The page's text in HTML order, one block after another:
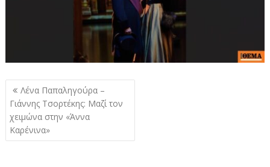
Πλοήγηση
άρθρων
Λένα Παπαληγούρα –
Γιάννης Τσορτέκης: Μαζί τον
χειμώνα στην «Άννα
Καρένινα»